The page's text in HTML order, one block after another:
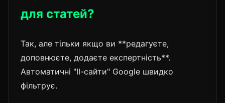
для статей?
Так, але тільки якщо ви **редагуєте,
доповнюєте, додаєте експертність**.
Автоматичні "ІІ-сайти" Google швидко
фільтрує.